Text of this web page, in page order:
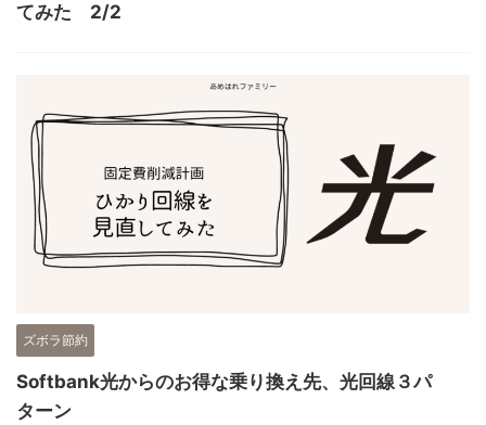
てみた 2/2
ズボラ節約
Softbank光からのお得な乗り換え先、光回線３パ
ターン